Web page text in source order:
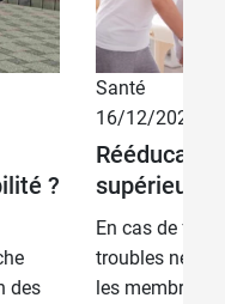
?
des
Santé
16/12/2025
supérieurs
En cas de
troubles
les membres